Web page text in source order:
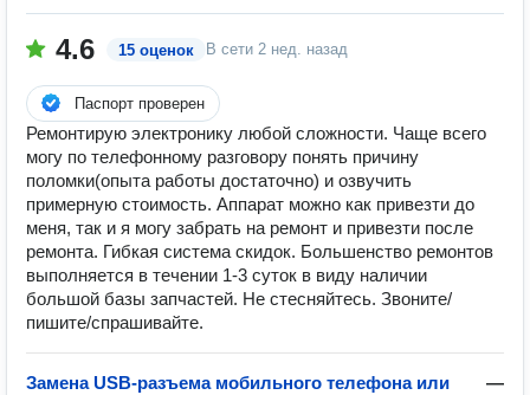
4.6 15 оценок В сети 2 нед. назад
Паспорт проверен
Ремонтирую электронику любой сложности. Чаще всего
могу по телефонному разговору понять причину
поломки(опыта работы достаточно) и озвучить
примерную стоимость. Аппарат можно как привезти до
меня, так и я могу забрать на ремонт и привезти после
ремонта. Гибкая система скидок. Большенство ремонтов
выполняется в течении 1-3 суток в виду наличии
большой базы запчастей. Не стесняйтесь. Звоните/
пишите/спрашивайте.
Замена USB-разъема мобильного телефона или
—